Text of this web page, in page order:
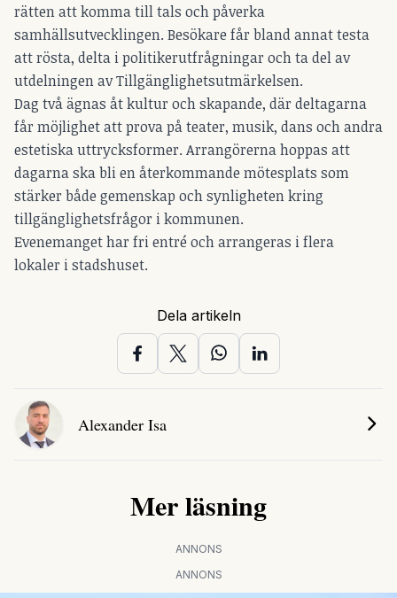
rätten att komma till tals och påverka
samhällsutvecklingen. Besökare får bland annat testa
att rösta, delta i politikerutfrågningar och ta del av
utdelningen av Tillgänglighetsutmärkelsen.
Dag två ägnas åt kultur och skapande, där deltagarna
får möjlighet att prova på teater, musik, dans och andra
estetiska uttrycksformer. Arrangörerna hoppas att
dagarna ska bli en återkommande mötesplats som
stärker både gemenskap och synligheten kring
tillgänglighetsfrågor i kommunen.
Evenemanget har fri entré och arrangeras i flera
lokaler i stadshuset.
Dela artikeln
Alexander Isa
Mer läsning
ANNONS
ANNONS